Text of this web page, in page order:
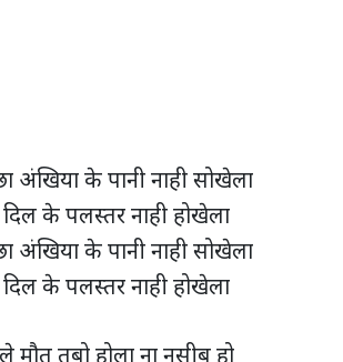
अंखिया के पानी नाही सोखेला
के पलस्तर नाही होखेला
अंखिया के पानी नाही सोखेला
के पलस्तर नाही होखेला
मौत तबो होला ना नसीब हो